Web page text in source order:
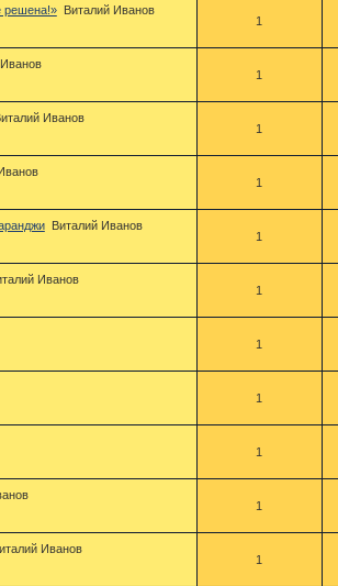
решена!»
Виталий Иванов
1
1
Иванов
1
1
Виталий Иванов
1
Иванов
1
1
1
1
1
Иванов
1